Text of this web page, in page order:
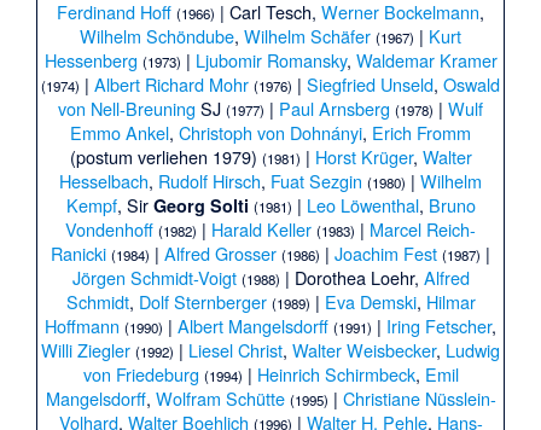
Ferdinand Hoff (1966) | Carl Tesch, Werner Bockelmann,
Wilhelm Schöndube, Wilhelm Schäfer (1967) | Kurt
Hessenberg (1973) | Ljubomir Romansky, Waldemar Kramer
(1974) | Albert Richard Mohr (1976) | Siegfried Unseld, Oswald
von Nell-Breuning SJ (1977) | Paul Arnsberg (1978) | Wulf
Emmo Ankel, Christoph von Dohnányi, Erich Fromm
(postum verliehen 1979) (1981) | Horst Krüger, Walter
Hesselbach, Rudolf Hirsch, Fuat Sezgin (1980) | Wilhelm
Kempf, Sir Georg Solti (1981) | Leo Löwenthal, Bruno
Vondenhoff (1982) | Harald Keller (1983) | Marcel Reich-
Ranicki (1984) | Alfred Grosser (1986) | Joachim Fest (1987) |
Jörgen Schmidt-Voigt (1988) | Dorothea Loehr, Alfred
Schmidt, Dolf Sternberger (1989) | Eva Demski, Hilmar
Hoffmann (1990) | Albert Mangelsdorff (1991) | Iring Fetscher,
Willi Ziegler (1992) | Liesel Christ, Walter Weisbecker, Ludwig
von Friedeburg (1994) | Heinrich Schirmbeck, Emil
Mangelsdorff, Wolfram Schütte (1995) | Christiane Nüsslein-
Volhard, Walter Boehlich (1996) | Walter H. Pehle, Hans-